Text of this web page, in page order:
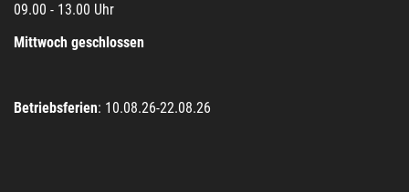
09.00 - 13.00 Uhr
Mittwoch geschlossen
Betriebsferien: 10.08.26-22.08.26